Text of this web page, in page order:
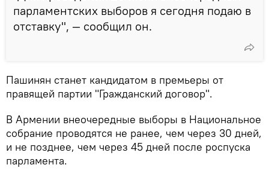
парламентских выборов я сегодня подаю в
отставку", — сообщил он.
Пашинян станет кандидатом в премьеры от
правящей партии "Гражданский договор".
В Армении внеочередные выборы в Национальное
собрание проводятся не ранее, чем через 30 дней,
и не позднее, чем через 45 дней после роспуска
парламента.